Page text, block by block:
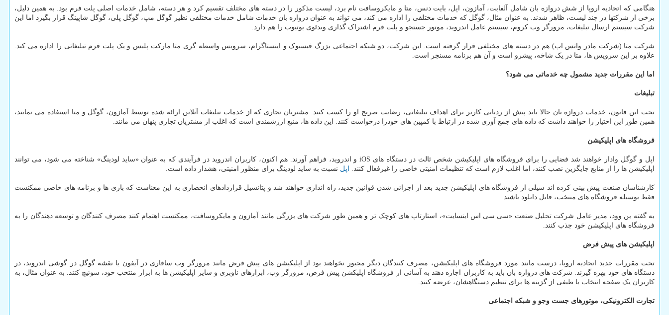
هنگامی که اتحادیه اروپا از شش دروازه بان شامل آلفابت، آمازون، اپل، بایت دنس، متا و مایکروسافت نام برد، لیست مذکور را در دسته های مختلف تقسیم کرد و هر دسته، شامل خدمات اصلی پلت فرم بود. به همین دلیل،
برخی از شرکتها در چند لیست، ظاهر شدند. به عنوان مثال، گوگل که خدمات مختلفی را اداره می کند، می تواند به عنوان دروازه بان خدمات شامل خدمات مختلفی نظیر گوگل مپ، گوگل پلی، گوگل شاپینگ قرار بگیرد اما این
شرکت سیستم ارسال تبلیغات، مرورگر وب کروم، سیستم عامل اندروید، موتور جستجو و پلت فرم اشتراک گذاری ویدئوی یوتیوب را هم دارد.
شرکت متا (شرکت مادر واتس اپ) هم در دسته های مختلفی قرار گرفته است. این شرکت، دو شبکه اجتماعی بزرگ فیسبوک و اینستاگرام، سرویس واسطه گری متا مارکت پلیس و یک پلت فرم تبلیغاتی را اداره می کند.
علاوه بر این سرویس ها، متا در یک شاخه، پیشرو است و آن هم برنامه مسنجر است.
اما این مقررات جدید مشمول چه خدماتی می شود؟
تبلیغات
تحت این قانون، خدمات دروازه بان حالا باید پیش از ردیابی کاربر برای اهداف تبلیغاتی، رضایت صریح او را کسب کنند. مشتریان تجاری که از خدمات تبلیغات آنلاین ارائه شده توسط آمازون، گوگل و متا استفاده می نمایند،
همین طور این اختیار را خواهند داشت که داده های جمع آوری شده در ارتباط با کمپین های خودرا درخواست کنند. این داده ها، منبع ارزشمندی است که اغلب از مشتریان تجاری پنهان می مانند.
فروشگاه های اپلیکیشن
اپل و گوگل وادار خواهند شد فضایی را برای فروشگاه های اپلیکیشن شخص ثالث در دستگاه های iOS و اندروید، فراهم آورند. هم اکنون، کاربران اندروید در فرآیندی که به عنوان «ساید لودینگ» شناخته می شود، می توانند
اپلیکیشن ها را از منابع جایگزین نصب کنند، اما اغلب لازم است که تنظیمات امنیتی خاصی را غیرفعال کنند.
اپل نسبت به ساید لودینگ برای منظور امنیتی، هشدار داده است.
کارشناسان صنعت پیش بینی کرده اند سیلی از فروشگاه های اپلیکیشن جدید بعد از اجرائی شدن قوانین جدید، راه اندازی خواهند شد و پتانسیل قراردادهای انحصاری به این معناست که بازی ها و برنامه های خاصی ممکنست
فقط بوسیله فروشگاه های منتخب، قابل دانلود باشند.
به گفته بن وود، مدیر عامل شرکت تحلیل صنعت «سی سی اس اینسایت»، استارتاپ های کوچک تر و همین طور شرکت های بزرگی مانند آمازون و مایکروسافت، ممکنست اهتمام کنند مصرف کنندگان و توسعه دهندگان را به
فروشگاه های اپلیکیشن خود جذب کنند.
اپلیکیشن های پیش فرض
تحت مقررات جدید اتحادیه اروپا، درست مانند مورد فروشگاه های اپلیکیشن، مصرف کنندگان دیگر مجبور نخواهند بود از اپلیکیشن های پیش فرض مانند مرورگر وب سافاری در آیفون یا نقشه گوگل در گوشی اندروید، در
دستگاه های خود بهره گیرند. شرکت های دروازه بان باید به کاربران اجازه دهند به آسانی از فروشگاه اپلیکشن پیش فرض، مرورگر وب، ابزارهای ناوبری و سایر اپلیکیشن ها به ابزار منتخب خود، سوئیچ کنند. به عنوان مثال، به
کاربران یک صفحه انتخاب با طیفی از گزینه ها برای تنظیم دستگاهشان، عرضه کنند.
تجارت الکترونیکی، موتورهای جست وجو و شبکه اجتماعی